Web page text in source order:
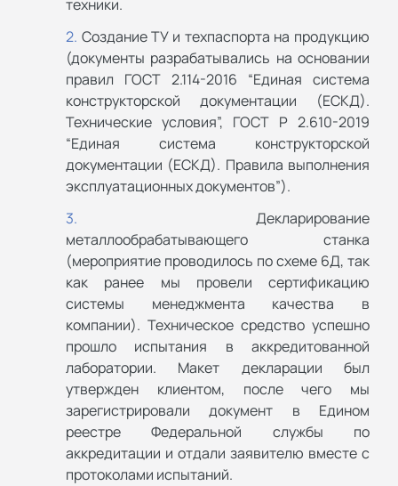
техники.
Создание ТУ и техпаспорта на продукцию
(документы разрабатывались на основании
правил ГОСТ 2.114-2016 “Единая система
конструкторской документации (ЕСКД).
Технические условия”, ГОСТ Р 2.610-2019
“Единая система конструкторской
документации (ЕСКД). Правила выполнения
эксплуатационных документов”).
Декларирование
металлообрабатывающего станка
(мероприятие проводилось по схеме 6Д, так
как ранее мы провели сертификацию
системы менеджмента качества в
компании). Техническое средство успешно
прошло испытания в аккредитованной
лаборатории. Макет декларации был
утвержден клиентом, после чего мы
зарегистрировали документ в Едином
реестре Федеральной службы по
аккредитации и отдали заявителю вместе с
протоколами испытаний.